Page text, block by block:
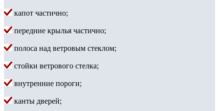
капот частично;
передние крылья частично;
полоса над ветровым стеклом;
стойки ветрового стелка;
внутренние пороги;
канты дверей;